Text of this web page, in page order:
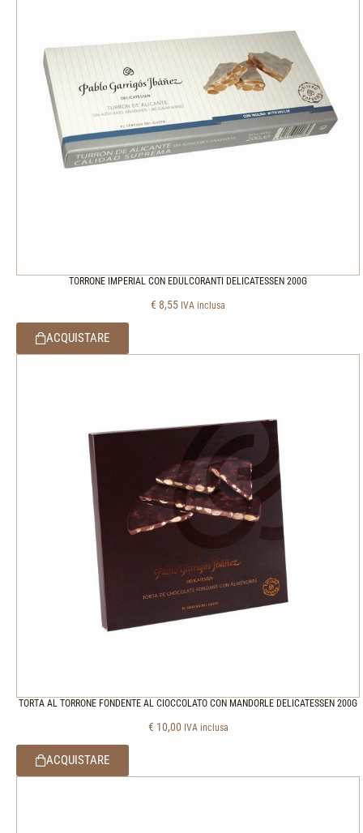
TORRONE IMPERIAL CON EDULCORANTI DELICATESSEN 200G
€ 8,55 IVA inclusa
ACQUISTARE
TORTA AL TORRONE FONDENTE AL CIOCCOLATO CON MANDORLE DELICATESSEN 200G
€ 10,00 IVA inclusa
ACQUISTARE